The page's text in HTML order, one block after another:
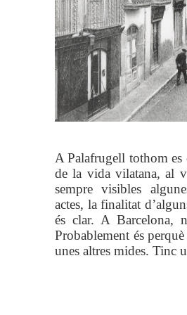
A Palafrugell tothom
de la vida vilatana, al
sempre visibles
actes, la finalitat
és clar. A Barcelona,
Probablement és
unes altres mides. Tinc